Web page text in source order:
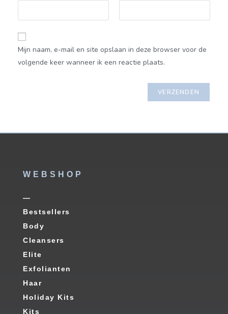
Mijn naam, e-mail en site opslaan in deze browser voor de
volgende keer wanneer ik een reactie plaats.
WEBSHOP
—
Bestsellers
Body
Cleansers
Elite
Exfolianten
Haar
Holiday Kits
Kits